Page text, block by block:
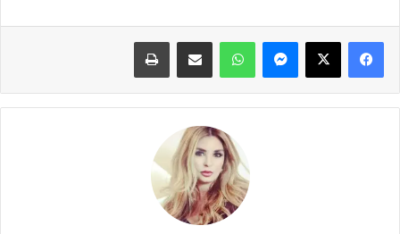
فيسبوك X ماسنجر واتساب مشاركة عبر البريد طباعة